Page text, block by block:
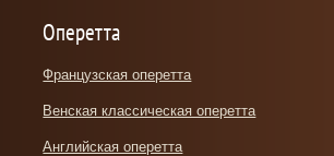
Оперетта
Французская оперетта
Венская классическая оперетта
Английская оперетта